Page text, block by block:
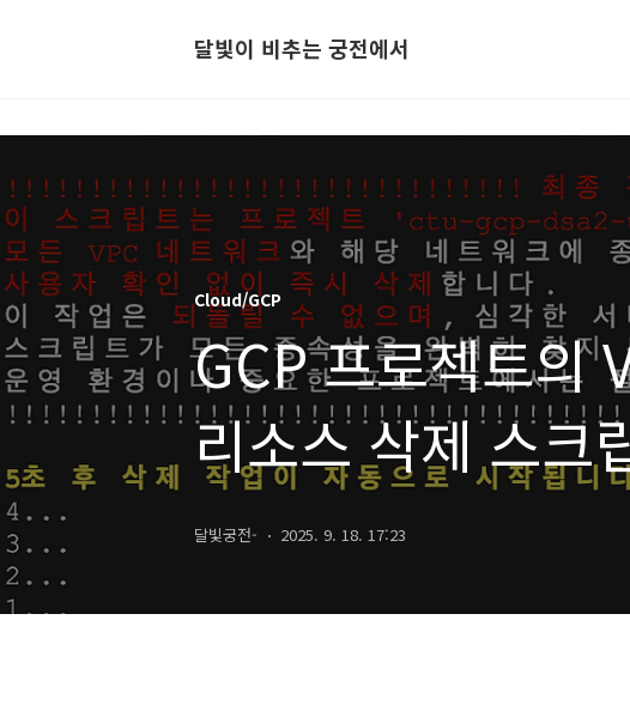
달빛이 비추는 궁전에서
Cloud/GCP
GCP 프로젝트의
리소스 삭제 스크
달빛궁전- 2025. 9. 18. 17:23